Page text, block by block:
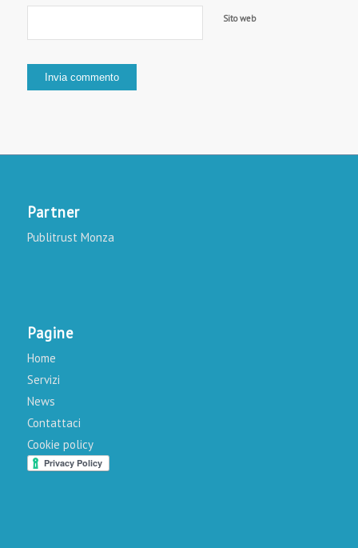
Sito web
Partner
Publitrust Monza
Pagine
Home
Servizi
News
Contattaci
Cookie policy